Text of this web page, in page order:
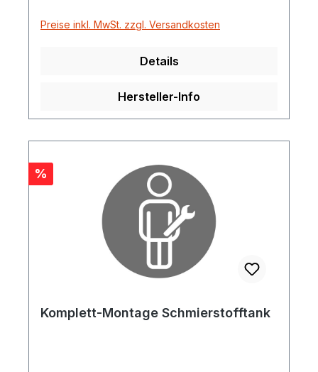
Preise inkl. MwSt. zzgl. Versandkosten
Details
Hersteller-Info
Rabatt
%
Komplett-Montage Schmierstofftank